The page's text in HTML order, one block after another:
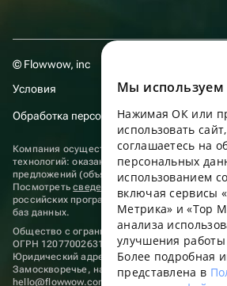
© Flowwow, inc
Условия
Обработка персональных данных
Компания осуществляет деятельность в
технологий: оказание услуг в сети
предложений (объявлений) продавцов о
Посмотретьсведения о программах
,
российских программ для электронных
баз данных.
Общество с ограниченной
ОГРН 1207700263198, ИНН 9702020445
Юридический адрес: г. Москва, вн.тер. г.
Замоскворечье, наб. Садовническая, д. 9,
hello@flowwow.com
8 800 555-16-15
Мы используем
Нажимая ОК или
использовать
соглашаетесь на
персональных
использованием
включая сервисы
Метрика» и «Top
анализа
улучшения работы
Более подробная
представлена в